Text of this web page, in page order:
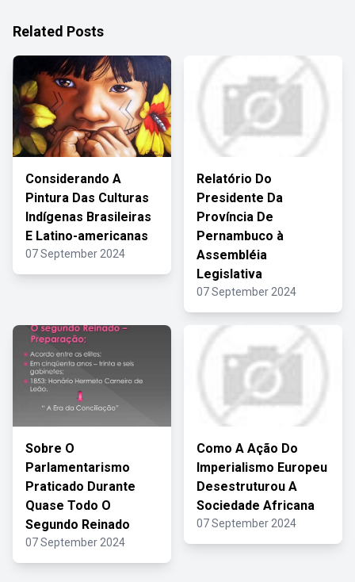
Related Posts
Considerando A
Pintura Das Culturas
Indígenas Brasileiras
E Latino-americanas
07 September 2024
Relatório Do
Presidente Da
Província De
Pernambuco à
Assembléia
Legislativa
07 September 2024
Sobre O
Parlamentarismo
Praticado Durante
Quase Todo O
Segundo Reinado
07 September 2024
Como A Ação Do
Imperialismo Europeu
Desestruturou A
Sociedade Africana
07 September 2024